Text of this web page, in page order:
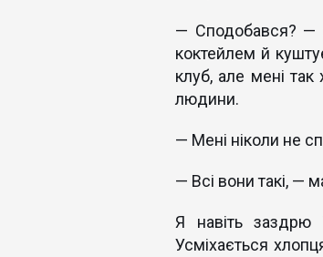
— Сподобався? —
коктейлем й
клуб, але мені
людини.
— Мені ніколи не
— Всі вони такі, —
Я навіть заздрю
Усміхається